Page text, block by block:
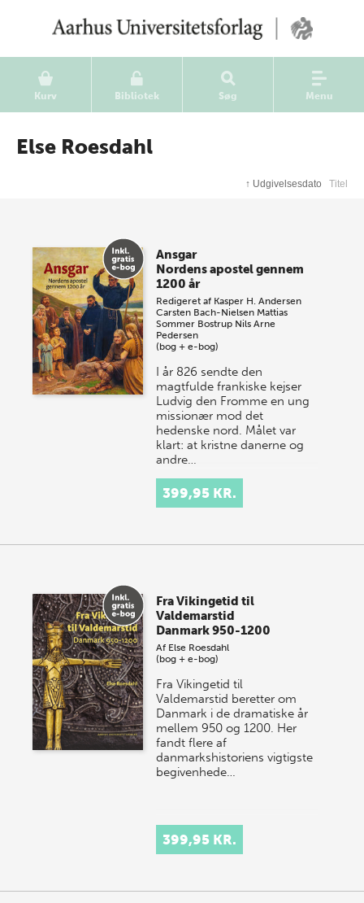
Kurv Bibliotek Søg Menu
Else Roesdahl
↑ Udgivelsesdato Titel
Ansgar
Nordens apostel gennem
1200 år
Redigeret af Kasper H. Andersen
Carsten Bach-Nielsen Mattias
Sommer Bostrup Nils Arne
Pedersen
(bog + e-bog)
I år 826 sendte den
magtfulde frankiske kejser
Ludvig den Fromme en ung
missionær mod det
hedenske nord. Målet var
klart: at kristne danerne og
andre…
399,95 KR.
Fra Vikingetid til
Valdemarstid
Danmark 950-1200
Af Else Roesdahl
(bog + e-bog)
Fra Vikingetid til
Valdemarstid beretter om
Danmark i de dramatiske år
mellem 950 og 1200. Her
fandt flere af
danmarkshistoriens vigtigste
begivenhede…
399,95 KR.